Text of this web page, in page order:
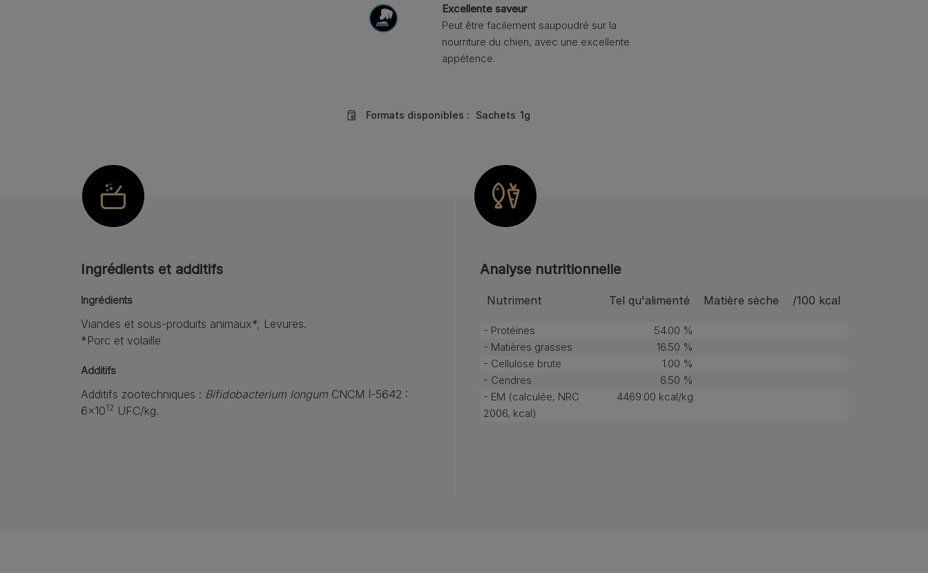
Excellente saveur
Peut être facilement saupoudré sur la
nourriture du chien, avec une excellente
appétence.
Formats disponibles : Sachets 1g
Ingrédients et additifs
Ingrédients
Viandes et sous-produits animaux*, Levures.
*Porc et volaille
Additifs
Additifs zootechniques : Bifidobacterium longum CNCM I-5642 :
6x1012 UFC/kg.
Analyse nutritionnelle
Nutriment Tel qu'alimenté Matière sèche /100 kcal
- Protéines
54.00 %
- Matières grasses
16.50 %
- Cellulose brute
1.00 %
- Cendres
6.50 %
- EM (calculée, NRC
2006, kcal)
4469.00 kcal/kg